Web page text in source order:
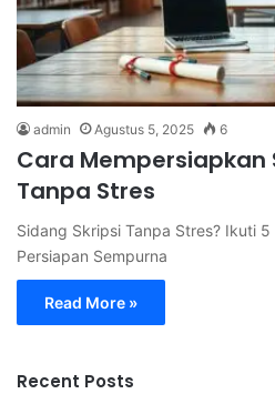
admin Agustus 5, 2025 6
Cara Mempersiapkan
Tanpa Stres
Sidang Skripsi Tanpa Stres? Ikuti
Persiapan Sempurna
Read More »
Recent Posts